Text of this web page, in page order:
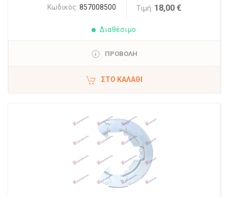
Κωδικός: 857008500 Τιμή: 18,00 €
Διαθέσιμο
ΠΡΟΒΟΛΗ
ΣΤΟ ΚΑΛΆΘΙ